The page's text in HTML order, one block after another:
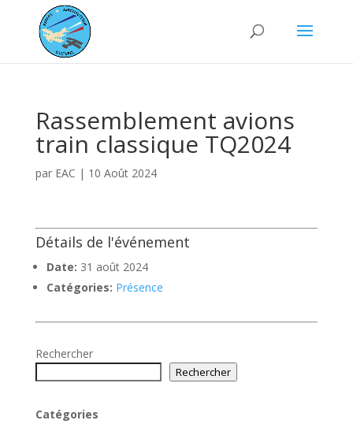
Rassemblement avions
train classique TQ2024
par EAC | 10 Août 2024
Détails de l'événement
Date: 31 août 2024
Catégories: Présence
Rechercher
Rechercher
Catégories